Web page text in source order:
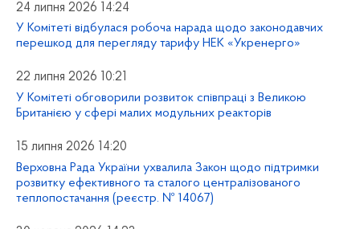
24 липня 2026 14:24
У Комітеті відбулася робоча нарада щодо законодавчих
перешкод для перегляду тарифу НЕК «Укренерго»
22 липня 2026 10:21
У Комітеті обговорили розвиток співпраці з Великою
Британією у сфері малих модульних реакторів
15 липня 2026 14:20
Верховна Рада України ухвалила Закон щодо підтримки
розвитку ефективного та сталого централізованого
теплопостачання (реєстр. № 14067)